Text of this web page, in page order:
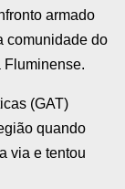
armado
comunidade do
Fluminense.
(GAT)
quando
via e tentou